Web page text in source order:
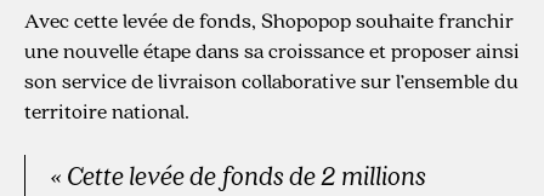
Avec cette levée de fonds, Shopopop souhaite franchir
une nouvelle étape dans sa croissance et proposer ainsi
son service de livraison collaborative sur l’ensemble du
territoire national.
« Cette levée de fonds de 2 millions